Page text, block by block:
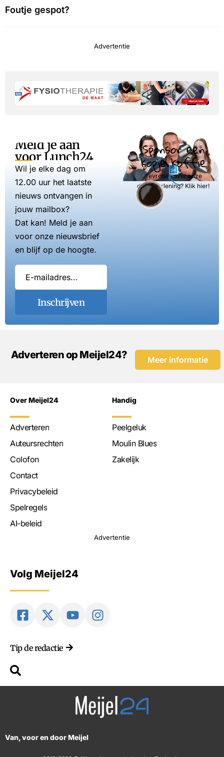
Foutje gespot?
Advertentie
Meld je aan
voor Lunch24
Wil je elke dag om
12.00 uur het laatste
nieuws ontvangen in
jouw mailbox?
Dat kan! Meld je aan
voor onze nieuwsbrief
en blijf op de hoogte.
Inschrijven
Sponsor een
kopje koffie
Tevreden over onze
dienstverlening? Klik hier!
Adverteren op Meijel24? Meer informatie
Over Meijel24
Adverteren
Auteursrechten
Colofon
Contact
Privacybeleid
Spelregels
AI-beleid
Handig
Peelgeluk
Moulin Blues
Zakelijk
Advertentie
Volg Meijel24
Tip de redactie
Van, voor en door Meijel